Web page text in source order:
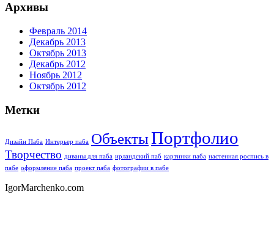
Архивы
Февраль 2014
Декабрь 2013
Октябрь 2013
Декабрь 2012
Ноябрь 2012
Октябрь 2012
Метки
Дизайн Паба Интерьер паба ОбъектыПортфолио
Творчество диваны для паба ирландский паб картинки паба настенная роспись в
пабе оформление паба проект паба фотографии в пабе
IgorMarchenko.com